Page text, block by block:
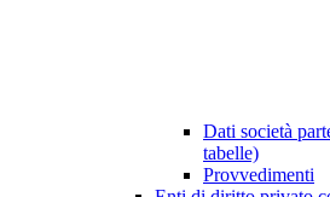
Dati società
tabelle)
Provvedimenti